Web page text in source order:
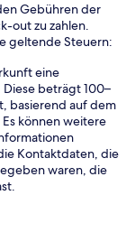
Gebühren der
out zu zahlen.
geltende Steuern:
eine
beträgt 100–
basierend auf dem
können weitere
Kontaktdaten, die
waren, die